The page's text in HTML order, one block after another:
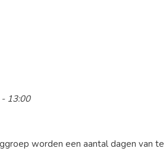
13:00
worden een aantal dagen van